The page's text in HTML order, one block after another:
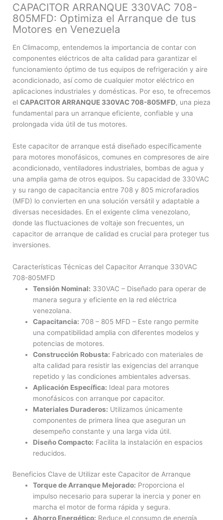
CAPACITOR ARRANQUE 330VAC 708-
805MFD: Optimiza el Arranque de tus
Motores en Venezuela
En Climacomp, entendemos la importancia de contar con
componentes eléctricos de alta calidad para garantizar el
funcionamiento óptimo de tus equipos de refrigeración y aire
acondicionado, así como de cualquier motor eléctrico en
aplicaciones industriales y domésticas. Por eso, te ofrecemos
el CAPACITOR ARRANQUE 330VAC 708-805MFD, una pieza
fundamental para un arranque eficiente, confiable y una
prolongada vida útil de tus motores.
Este capacitor de arranque está diseñado específicamente
para motores monofásicos, comunes en compresores de aire
acondicionado, ventiladores industriales, bombas de agua y
una amplia gama de otros equipos. Su capacidad de 330VAC
y su rango de capacitancia entre 708 y 805 microfaradios
(MFD) lo convierten en una solución versátil y adaptable a
diversas necesidades. En el exigente clima venezolano,
donde las fluctuaciones de voltaje son frecuentes, un
capacitor de arranque de calidad es crucial para proteger tus
inversiones.
Características Técnicas del Capacitor Arranque 330VAC
708-805MFD
Tensión Nominal: 330VAC – Diseñado para operar de
manera segura y eficiente en la red eléctrica
venezolana.
Capacitancia: 708 – 805 MFD – Este rango permite
una compatibilidad amplia con diferentes modelos y
potencias de motores.
Construcción Robusta: Fabricado con materiales de
alta calidad para resistir las exigencias del arranque
repetido y las condiciones ambientales adversas.
Aplicación Específica: Ideal para motores
monofásicos con arranque por capacitor.
Materiales Duraderos: Utilizamos únicamente
componentes de primera línea que aseguran un
desempeño constante y una larga vida útil.
Diseño Compacto: Facilita la instalación en espacios
reducidos.
Beneficios Clave de Utilizar este Capacitor de Arranque
Torque de Arranque Mejorado: Proporciona el
impulso necesario para superar la inercia y poner en
marcha el motor de forma rápida y segura.
Ahorro Energético: Reduce el consumo de energía